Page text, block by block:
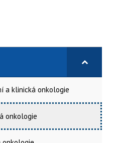
a klinická onkologie
onkologie